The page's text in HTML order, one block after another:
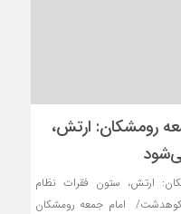
رومشکان: ارتش،
ارتش، ستون فقرات نظام
امام جمعه رومشکان